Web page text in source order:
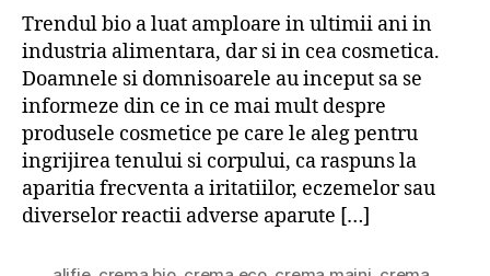
Trendul bio a luat amploare in ultimii ani in
industria alimentara, dar si in cea cosmetica.
Doamnele si domnisoarele au inceput sa se
informeze din ce in ce mai mult despre
produsele cosmetice pe care le aleg pentru
ingrijirea tenului si corpului, ca raspuns la
aparitia frecventa a iritatiilor, eczemelor sau
diverselor reactii adverse aparute […]